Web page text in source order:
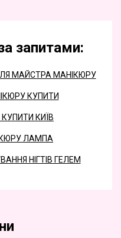
запитами:
МАЙСТРА МАНІКЮРУ
КУПИТИ
КУПИТИ КИЇВ
ЛАМПА
НІГТІВ ГЕЛЕМ